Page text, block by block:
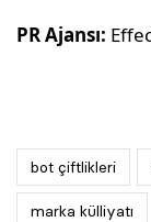
PR Ajansı:
bot çiftlikleri
marka külliyatı